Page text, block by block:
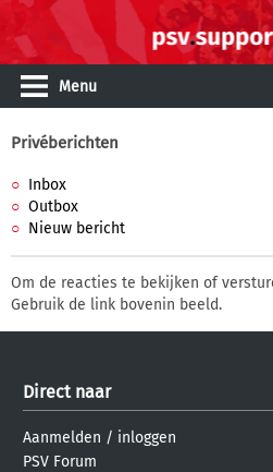
Menu
Privéberichten
Inbox
Outbox
Nieuw bericht
Om de reacties te bekijken of
Gebruik de link bovenin beeld.
Direct naar
Aanmelden / inloggen
PSV Forum